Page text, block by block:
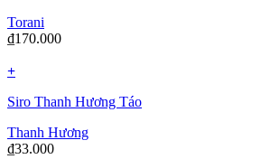
Torani
₫170.000
+
Siro Thanh Hương Táo
Thanh Hương
₫33.000